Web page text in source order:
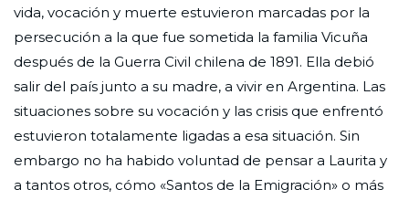
vida, vocación y muerte estuvieron marcadas por la
persecución a la que fue sometida la familia Vicuña
después de la Guerra Civil chilena de 1891. Ella debió
salir del país junto a su madre, a vivir en Argentina. Las
situaciones sobre su vocación y las crisis que enfrentó
estuvieron totalamente ligadas a esa situación. Sin
embargo no ha habido voluntad de pensar a Laurita y
a tantos otros, cómo «Santos de la Emigración» o más